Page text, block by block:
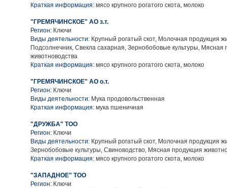
Краткая информация: мясо крупного рогатого скота, молоко
"ГРЕМЯЧИНСКОЕ" АО з.т.
Регион: Ключи
Виды деятельности: Крупный рогатый скот, Молочная продукция
Подсолнечник, Свекла сахарная, Зернобобовые культуры, Мясная
животноводства
Краткая информация: мясо крупного рогатого скота, молоко
"ГРЕМЯЧИНСКОЕ" АО о.т.
Регион: Ключи
Виды деятельности: Мука продовольственная
Краткая информация: мука пшеничная
"ДРУЖБА" ТОО
Регион: Ключи
Виды деятельности: Крупный рогатый скот, Молочная продукция
Зернобобовые культуры, Свиноводство, Мясная продукция
Краткая информация: мясо крупного рогатого скота, молоко
"ЗАПАДНОЕ" ТОО
Регион: Ключи